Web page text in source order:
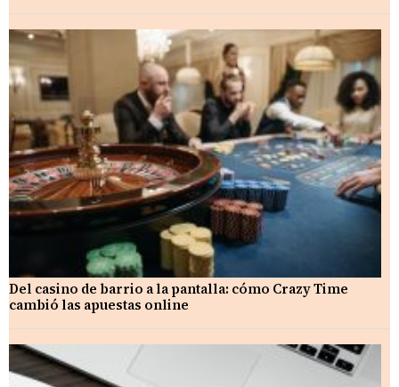
Del casino de barrio a la pantalla: cómo Crazy Time
cambió las apuestas online